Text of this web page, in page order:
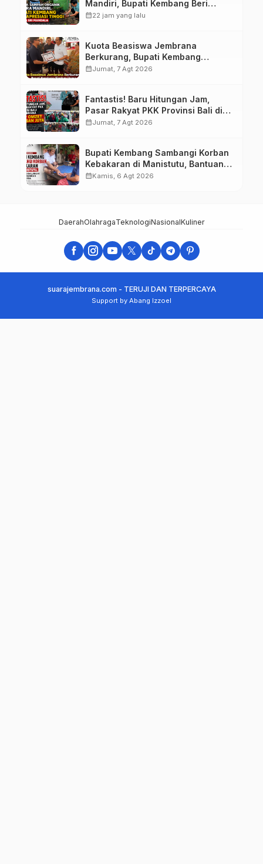
Mandiri, Bupati Kembang Beri
Apresiasi Tinggi Warga Sri
calendar_month22 jam yang lalu
Kuota Beasiswa Jembrana
Berkurang, Bupati Kembang
Siapkan Upaya Penambahan di
calendar_monthJumat, 7 Agt 2026
Fantastis! Baru Hitungan Jam,
Pasar Rakyat PKK Provinsi Bali di
Jembrana Raup Omzet Ratusan
calendar_monthJumat, 7 Agt 2026
Bupati Kembang Sambangi Korban
Kebakaran di Manistutu, Bantuan
Disalurkan untuk Ringankan Beban
calendar_monthKamis, 6 Agt 2026
DaerahOlahragaTeknologiNasionalKuliner
suarajembrana.com - TERUJI DAN TERPERCAYA
Support by Abang Izzoel